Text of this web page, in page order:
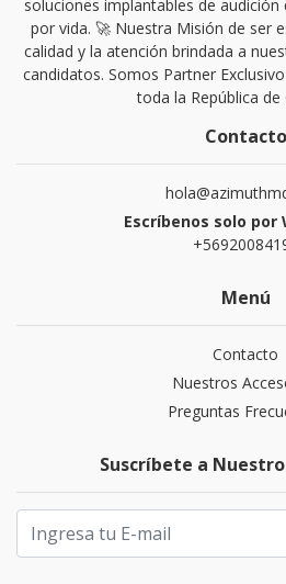
soluciones implantables de
por vida. 🚀 Nuestra Misión de ser
calidad y la atención brindada a
candidatos. Somos Partner
toda la República
Contacto
Escríbenos solo por
Menú
Contacto
Nuestros
Preguntas
Suscríbete a